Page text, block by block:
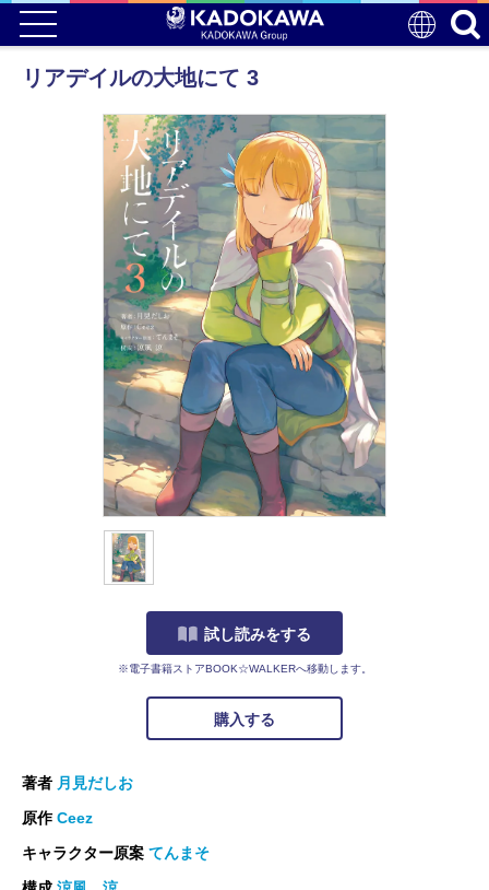
リアデイルの大地にて 3
試し読みをする
※電子書籍ストアBOOK☆WALKERへ移動します。
購入する
著者 月見だしお
原作Ceez
キャラクター原案 てんまそ